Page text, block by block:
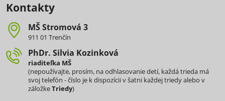
Kontakty
MŠ Stromová 3
911 01 Trenčín
PhDr​. Silvia Kozinková
riaditeľka MŠ
(nepoužívajte, prosím, na odhlasovanie detí, každá trieda má
svoj telefón - číslo je k dispozícii v šatni každej triedy alebo v
záložkeTriedy)